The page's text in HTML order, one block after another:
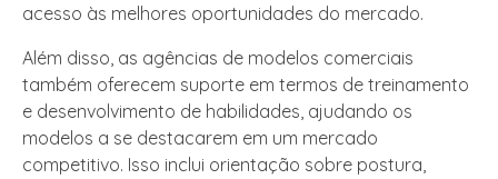
acesso às melhores oportunidades do mercado.
Além disso, as agências de modelos comerciais
também oferecem suporte em termos de treinamento
e desenvolvimento de habilidades, ajudando os
modelos a se destacarem em um mercado
competitivo. Isso inclui orientação sobre postura,